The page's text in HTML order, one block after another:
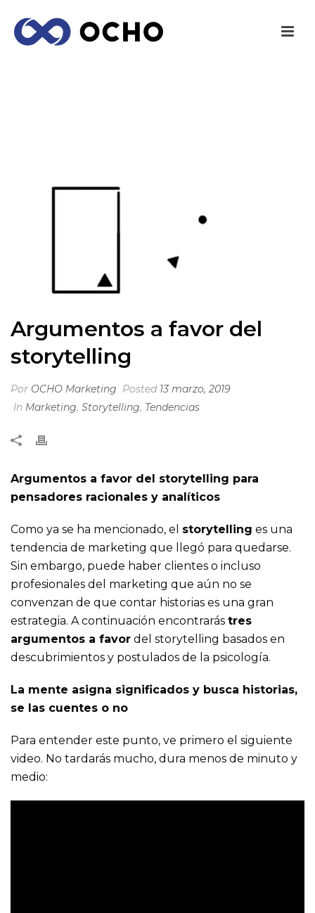
Argumentos a favor del
storytelling
Por OCHO Marketing Posted 13 marzo, 2019
In Marketing, Storytelling, Tendencias
Argumentos a favor del storytelling para
pensadores racionales y analíticos
Como ya se ha mencionado, el storytelling es una
tendencia de marketing que llegó para quedarse.
Sin embargo, puede haber clientes o incluso
profesionales del marketing que aún no se
convenzan de que contar historias es una gran
estrategia. A continuación encontrarás tres
argumentos a favor del storytelling basados en
descubrimientos y postulados de la psicología.
La mente asigna significados y busca historias,
se las cuentes o no
Para entender este punto, ve primero el siguiente
video. No tardarás mucho, dura menos de minuto y
medio: